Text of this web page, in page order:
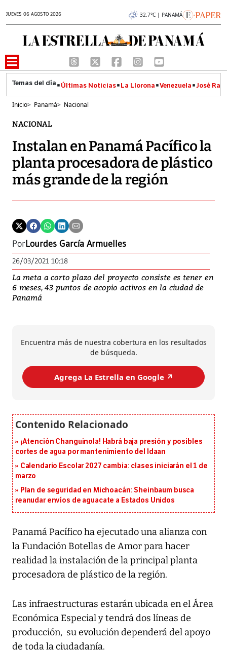
JUEVES 06 AGOSTO 2026 32.7°C | PANAMÁ
Últimas Noticias La Llorona Venezuela José
Inicio> Panamá> Nacional
NACIONAL
Instalan en Panamá Pacífico la
planta procesadora de plástico
más grande de la región
PorLourdes García Armuelles
26/03/2021 10:18
La meta a corto plazo del proyecto consiste es tener en
6 meses, 43 puntos de acopio activos en la ciudad de
Panamá
Encuentra más de nuestra cobertura en los resultados
de búsqueda.
Agrega La Estrella en Google ↗️
¡Atención Changuinola! Habrá baja presión y posibles
cortes de agua por mantenimiento del Idaan
Calendario Escolar 2027 cambia: clases iniciarán el 1 de
marzo
Plan de seguridad en Michoacán: Sheinbaum busca
reanudar envíos de aguacate a Estados Unidos
Panamá Pacífico ha ejecutado una alianza con
la Fundación Botellas de Amor para hacer
realidad la instalación de la principal planta
procesadora de plástico de la región.
Las infraestructuras estarán ubicada en el Área
Económica Especial y tendrá dos líneas de
producción, su evolución dependerá del apoyo
de toda la ciudadanía.